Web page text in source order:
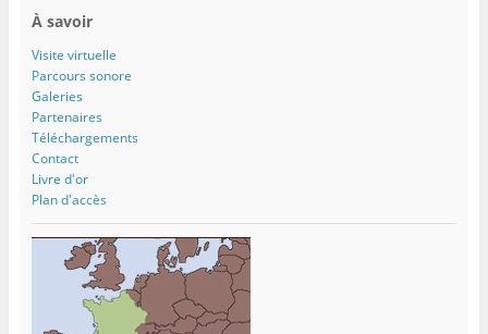
À savoir
Visite virtuelle
Parcours sonore
Galeries
Partenaires
Téléchargements
Contact
Livre d'or
Plan d'accès